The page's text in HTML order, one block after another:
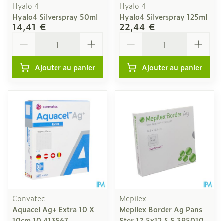
Hyalo 4
Hyalo4 Silverspray 50ml
14,41 €
Ajouter au panier
Hyalo 4
Hyalo4 Silverspray 125ml
22,44 €
Ajouter au panier
Convatec
Aquacel Ag+ Extra 10 X
Mepilex
Mepilex Border Ag Pans